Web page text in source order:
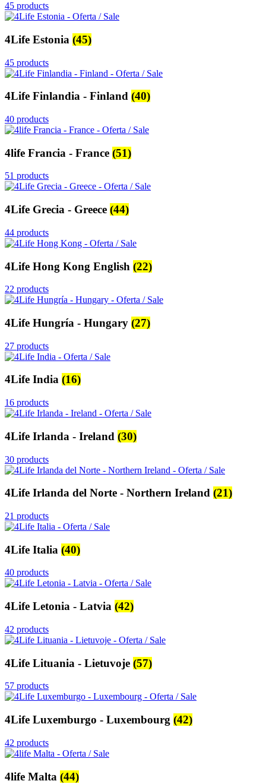
45 products
4Life Estonia (45)
45 products
4Life Finlandia - Finland (40)
40 products
4life Francia - France (51)
51 products
4Life Grecia - Greece (44)
44 products
4Life Hong Kong English (22)
22 products
4Life Hungría - Hungary (27)
27 products
4Life India (16)
16 products
4Life Irlanda - Ireland (30)
30 products
4Life Irlanda del Norte - Northern Ireland (21)
21 products
4Life Italia (40)
40 products
4Life Letonia - Latvia (42)
42 products
4Life Lituania - Lietuvoje (57)
57 products
4Life Luxemburgo - Luxembourg (42)
42 products
4life Malta (44)